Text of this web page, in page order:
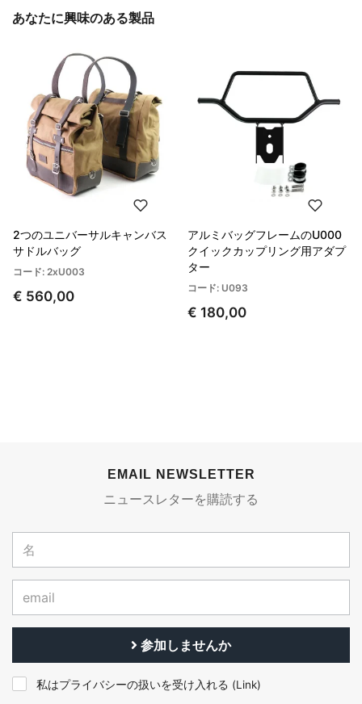
あなたに興味のある製品
2つのユニバーサルキャンバス
サドルバッグ
コード: 2xU003
€ 560,00
アルミバッグフレームのU000
クイックカップリング用アダプ
ター
コード: U093
€ 180,00
EMAIL NEWSLETTER
ニュースレターを購読する
参加しませんか
私はプライバシーの扱いを受け入れる (Link)